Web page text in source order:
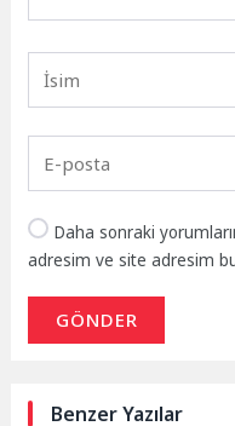
Daha sonraki
adresim ve site adresim
GÖNDER
Benzer Yazılar